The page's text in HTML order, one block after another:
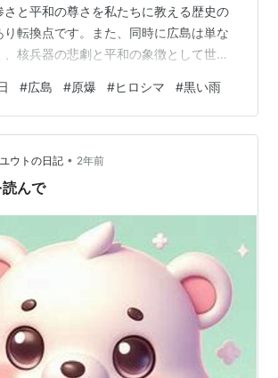
さと平和の尊さを私たちに教える歴史の
り転換点です。また、同時に広島は単な
、核兵器の悲劇と平和の象徴として世界
xKwilos8Ms — 河島 佑香 ( イプシロ
August 6, 2025 この記事では、
的背景や被害の詳細、井伏鱒二の「黒い
る文学作品や映画を通じて、戦争の愚
和への…
#広島 #原爆 #ヒロシマ #黒い雨
ウトの日記 • 2年前
読んで